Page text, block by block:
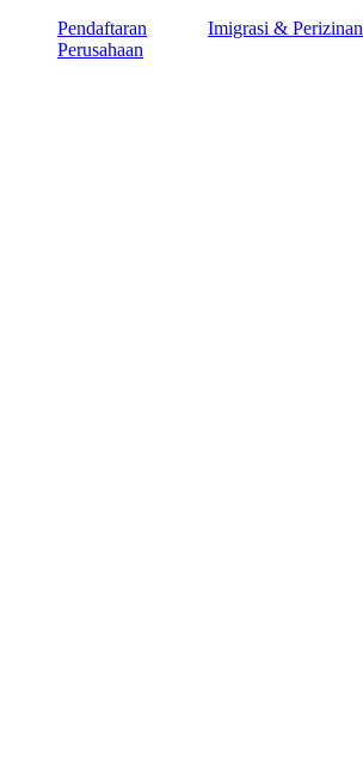
Pendaftaran
Perusahaan
Imigrasi & Perizinan